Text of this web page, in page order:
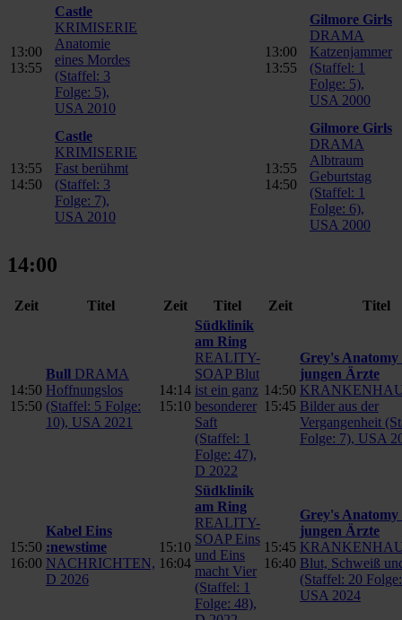
13:00
13:55
Castle
KRIMISERIE
Anatomie
eines Mordes
(Staffel: 3
Folge: 5),
USA 2010
13:00
13:55
Gilmore Girls
DRAMA
Katzenjammer
(Staffel: 1
Folge: 5),
USA 2000
13:55
14:50
Castle
KRIMISERIE
Fast berühmt
(Staffel: 3
Folge: 7),
USA 2010
13:55
14:50
Gilmore Girls
DRAMA
Albtraum
Geburtstag
(Staffel: 1
Folge: 6),
USA 2000
14:00
Zeit Titel Zeit Titel Zeit Titel
14:50
15:50
Bull DRAMA
Hoffnungslos
(Staffel: 5 Folge:
10), USA 2021
14:14
15:10
Südklinik
am Ring
REALITY-
SOAP Blut
ist ein ganz
besonderer
Saft
(Staffel: 1
Folge: 47),
D 2022
14:50
15:45
Grey's Anatomy
jungen Ärzte
Bilder aus der
Vergangenheit
Folge: 7), USA
15:50
16:00
Kabel Eins
:newstime
NACHRICHTEN,
D 2026
15:10
16:04
Südklinik
am Ring
REALITY-
SOAP Eins
und Eins
macht Vier
(Staffel: 1
Folge: 48),
15:45
16:40
Grey's Anatomy
jungen Ärzte
Blut, Schweiß
(Staffel: 20
USA 2024